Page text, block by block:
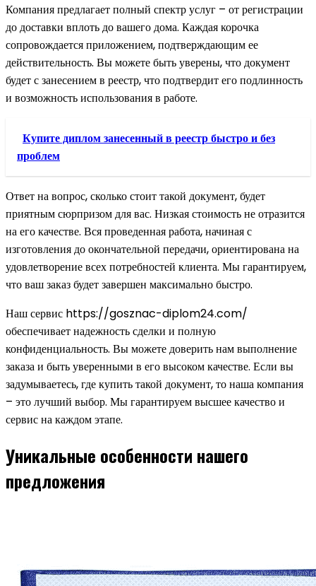
Компания предлагает полный спектр услуг – от регистрации
до доставки вплоть до вашего дома. Каждая корочка
сопровождается приложением, подтверждающим ее
действительность. Вы можете быть уверены, что документ
будет с занесением в реестр, что подтвердит его подлинность
и возможность использования в работе.
Купите диплом занесенный в реестр быстро и без
проблем
Ответ на вопрос, сколько стоит такой документ, будет
приятным сюрпризом для вас. Низкая стоимость не отразится
на его качестве. Вся проведенная работа, начиная с
изготовления до окончательной передачи, ориентирована на
удовлетворение всех потребностей клиента. Мы гарантируем,
что ваш заказ будет завершен максимально быстро.
Наш сервис https://gosznac-diplom24.com/
обеспечивает надежность сделки и полную
конфиденциальность. Вы можете доверить нам выполнение
заказа и быть уверенными в его высоком качестве. Если вы
задумываетесь, где купить такой документ, то наша компания
– это лучший выбор. Мы гарантируем высшее качество и
сервис на каждом этапе.
Уникальные особенности нашего
предложения